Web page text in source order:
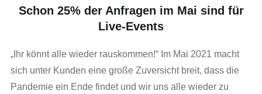
Schon 25% der Anfragen im Mai sind für
Live-Events
„Ihr könnt alle wieder rauskommen!“ Im Mai 2021 macht
sich unter Kunden eine große Zuversicht breit, dass die
Pandemie ein Ende findet und wir uns alle wieder zu